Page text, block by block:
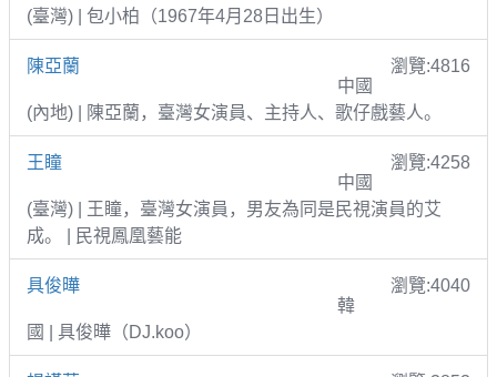
(臺灣) | 包小柏（1967年4月28日出生）
陳亞蘭
瀏覽:4816
中國
(內地) | 陳亞蘭，臺灣女演員、主持人、歌仔戲藝人。
王瞳
瀏覽:4258
中國
(臺灣) | 王瞳，臺灣女演員，男友為同是民視演員的艾
成。 | 民視鳳凰藝能
具俊曄
瀏覽:4040
韓
國 | 具俊曄（DJ.koo）